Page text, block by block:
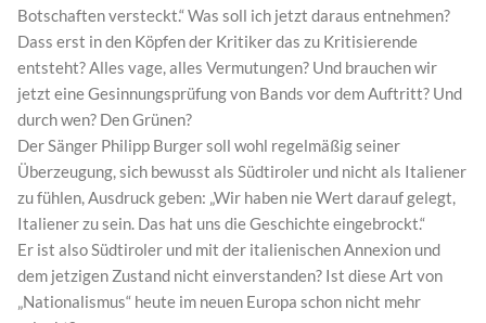
Botschaften versteckt.“ Was soll ich jetzt daraus entnehmen?
Dass erst in den Köpfen der Kritiker das zu Kritisierende
entsteht? Alles vage, alles Vermutungen? Und brauchen wir
jetzt eine Gesinnungsprüfung von Bands vor dem Auftritt? Und
durch wen? Den Grünen?
Der Sänger Philipp Burger soll wohl regelmäßig seiner
Überzeugung, sich bewusst als Südtiroler und nicht als Italiener
zu fühlen, Ausdruck geben: „Wir haben nie Wert darauf gelegt,
Italiener zu sein. Das hat uns die Geschichte eingebrockt.“
Er ist also Südtiroler und mit der italienischen Annexion und
dem jetzigen Zustand nicht einverstanden? Ist diese Art von
„Nationalismus“ heute im neuen Europa schon nicht mehr